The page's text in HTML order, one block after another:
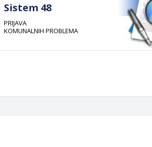
Sistem 48
PRIJAVA
KOMUNALNIH PROBLEMA